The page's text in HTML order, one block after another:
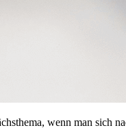
wenn man sich